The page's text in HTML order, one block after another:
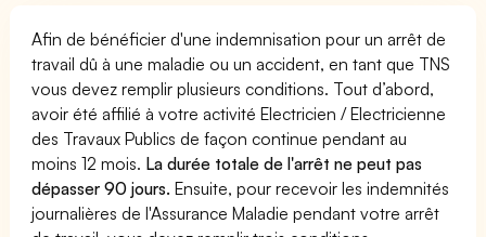
Afin de bénéficier d'une indemnisation pour un arrêt de
travail dû à une maladie ou un accident, en tant que TNS
vous devez remplir plusieurs conditions. Tout d’abord,
avoir été affilié à votre activité Electricien / Electricienne
des Travaux Publics de façon continue pendant au
moins 12 mois. La durée totale de l'arrêt ne peut pas
dépasser 90 jours. Ensuite, pour recevoir les indemnités
journalières de l'Assurance Maladie pendant votre arrêt